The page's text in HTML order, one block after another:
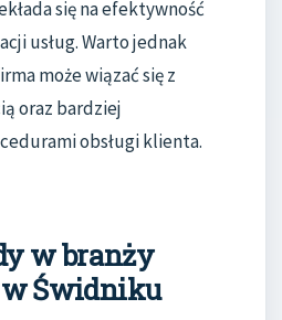
się na efektywność
usług. Warto jednak
może wiązać się z
oraz bardziej
obsługi klienta.
w branży
Świdniku